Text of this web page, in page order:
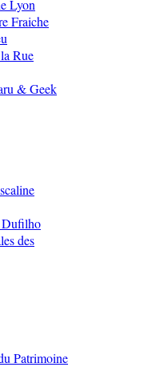
Lyon
Fraiche
Rue
& Geek
Dufilho
des
Patrimoine